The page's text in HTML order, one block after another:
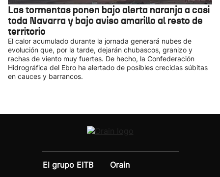
Las tormentas ponen bajo alerta naranja a casi
toda Navarra y bajo aviso amarillo al resto de
territorio
El calor acumulado durante la jornada generará nubes de
evolución que, por la tarde, dejarán chubascos, granizo y
rachas de viento muy fuertes. De hecho, la Confederación
Hidrográfica del Ebro ha alertado de posibles crecidas súbitas
en cauces y barrancos.
El grupo EITB
Orain